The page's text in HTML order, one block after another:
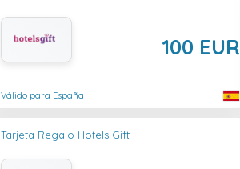
100 EUR
Válido para España
Tarjeta Regalo Hotels Gift